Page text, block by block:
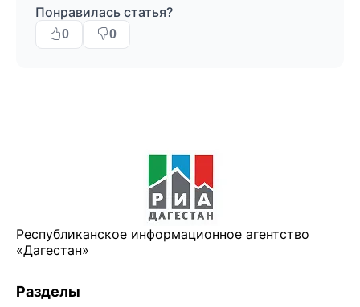
Понравилась статья?
0 0
Республиканское информационное агентство
«Дагестан»
Разделы